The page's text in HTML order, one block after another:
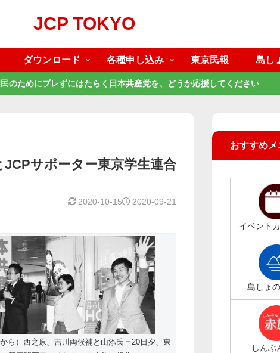
JCP TOKYO
ダウンロード 各種申し込み 東京民報 島し
のためにブレずにはたらく日本共産党を、どうか応援してください
サポーター東京学生連合
2020-09-21
2020-10-15
ら）西之原、吉川両候補と山添氏＝20日夕、東
おすすめメ
イベント
島しょ
しんぶ